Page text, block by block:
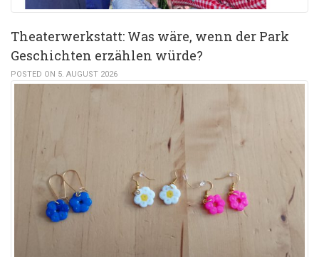
Theaterwerkstatt: Was wäre, wenn der Park
Geschichten erzählen würde?
POSTED ON 5. AUGUST 2026